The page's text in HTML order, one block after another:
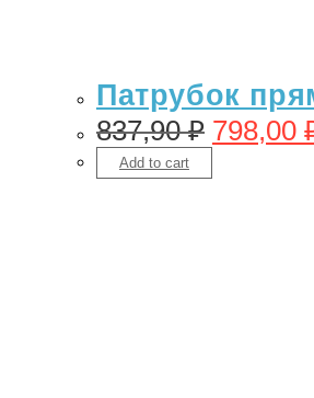
Патрубок
837,90₽ 798,00
Add to cart